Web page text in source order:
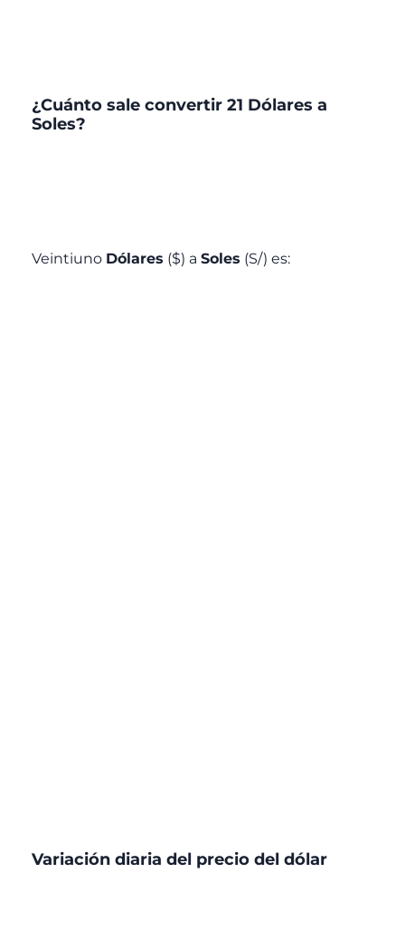
¿Cuánto sale convertir 21 Dólares a
Soles?
Veintiuno Dólares ($) a Soles (S/) es:
Variación diaria del precio del dólar